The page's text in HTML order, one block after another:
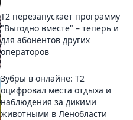
Т2 перезапускает программу
"Выгодно вместе" – теперь и
для абонентов других
операторов
Зубры в онлайне: Т2
оцифровал места отдыха и
наблюдения за дикими
животными в Ленобласти